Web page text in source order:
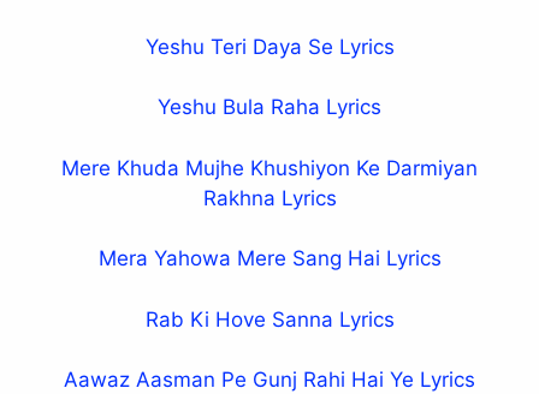
Yeshu Teri Daya Se Lyrics
Yeshu Bula Raha Lyrics
Mere Khuda Mujhe Khushiyon Ke Darmiyan
Rakhna Lyrics
Mera Yahowa Mere Sang Hai Lyrics
Rab Ki Hove Sanna Lyrics
Aawaz Aasman Pe Gunj Rahi Hai Ye Lyrics